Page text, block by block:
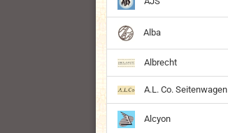
Alba
Albrecht
A.L. Co. Seitenwagen
Alcyon